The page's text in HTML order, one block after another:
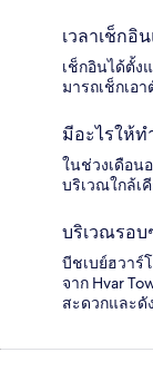
เวลาเช็กอิ
เช็กอินได้ตั้ง
มารถเช็กเอา
มีอะไรให้ท
ในช่วงเดือน
บริเวณใกล้เ
บริเวณรอบ
บีชเบย์ฮวาร์
จาก Hvar
สะดวกและดั